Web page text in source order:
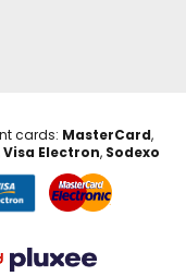
cards: MasterCard,
Visa Electron, Sodexo